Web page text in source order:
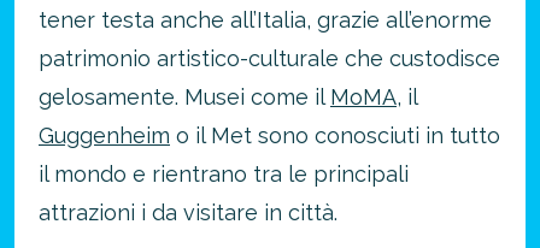
tener testa anche all’Italia, grazie all’enorme
patrimonio artistico-culturale che custodisce
gelosamente. Musei come il MoMA, il
Guggenheim o il Met sono conosciuti in tutto
il mondo e rientrano tra le principali
attrazioni i da visitare in città.